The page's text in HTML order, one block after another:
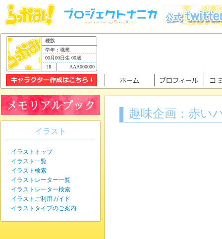
種族
学年：職業
00月00日生 00歳
AAA000000
趣味企画：赤い
イラスト
イラストトップ
イラスト一覧
イラスト検索
イラストレーター一覧
イラストレーター検索
イラストご利用ガイド
イラストタイプのご案内